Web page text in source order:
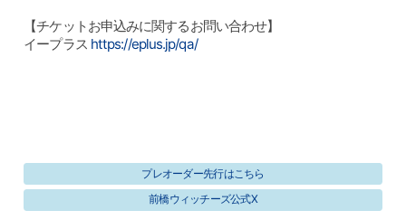
【チケットお申込みに関するお問い合わせ】
イープラス https://eplus.jp/qa/
プレオーダー先行はこちら
前橋ウィッチーズ公式X